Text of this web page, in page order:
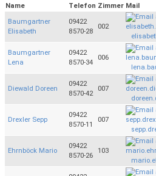
Name
Telefon Zimmer Mail
Baumgartner
Elisabeth
09422
8570-28
002
Baumgartner
Lena
09422
8570-34
006
Diewald Doreen
09422
8570-42
007
Drexler Sepp
09422
8570-11
007
Ehrnböck Mario
09422
8570-26
103